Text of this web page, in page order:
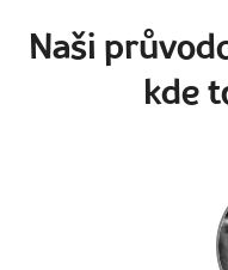
Naši
kde